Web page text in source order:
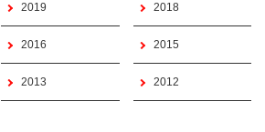
2019 2018
2016 2015
2013 2012